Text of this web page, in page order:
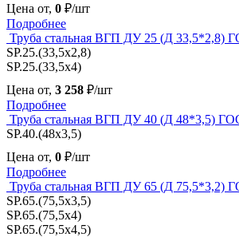
Цена от, 0 ₽/шт
Подробнее
Труба стальная ВГП ДУ 25 (Д 33,5*2,8)
SP.25.(33,5x2,8)
SP.25.(33,5x4)
Цена от, 3 258 ₽/шт
Подробнее
Труба стальная ВГП ДУ 40 (Д 48*3,5)
SP.40.(48x3,5)
Цена от, 0 ₽/шт
Подробнее
Труба стальная ВГП ДУ 65 (Д 75,5*3,2)
SP.65.(75,5x3,5)
SP.65.(75,5x4)
SP.65.(75,5x4,5)